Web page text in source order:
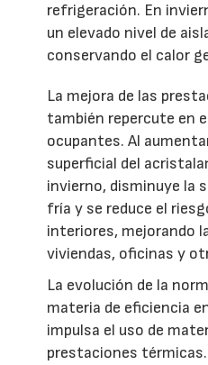
refrigeración. En
un elevado nivel de
conservando el calor
La mejora de las
también repercute en
ocupantes. Al
superficial del
invierno, disminuye la
fría y se reduce el
interiores, mejorando
viviendas, oficinas y
La evolución de la
materia de eficiencia
impulsa el uso de
prestaciones